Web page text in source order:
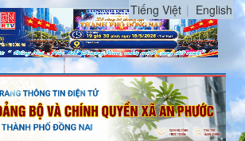
Tiếng Việt English